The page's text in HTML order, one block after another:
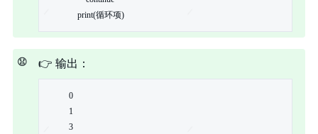
    print(循环项)
😧 👉 输出：
0
1
3